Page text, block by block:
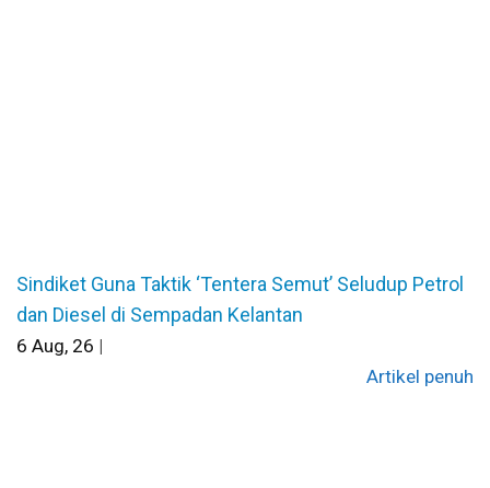
Sindiket Guna Taktik ‘Tentera Semut’ Seludup Petrol
dan Diesel di Sempadan Kelantan
6 Aug, 26 |
Artikel penuh